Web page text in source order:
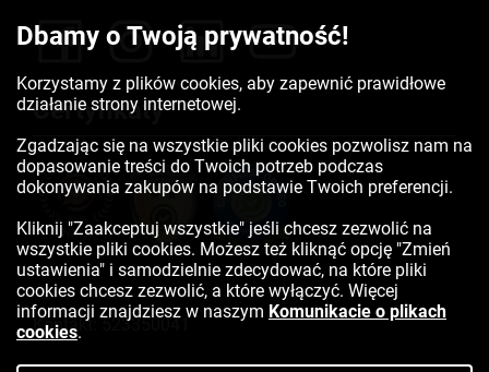
Certyfikaty
Kontakt:523350041
Dbamy o Twoją prywatność!
Korzystamy z plików cookies, aby zapewnić prawidłowe
działanie strony internetowej.
Zgadzając się na wszystkie pliki cookies pozwolisz nam na
dopasowanie treści do Twoich potrzeb podczas
dokonywania zakupów na podstawie Twoich preferencji.
Kliknij "Zaakceptuj wszystkie" jeśli chcesz zezwolić na
wszystkie pliki cookies. Możesz też kliknąć opcję "Zmień
ustawienia" i samodzielnie zdecydować, na które pliki
cookies chcesz zezwolić, a które wyłączyć. Więcej
informacji znajdziesz w naszym Komunikacie o plikach
cookies.